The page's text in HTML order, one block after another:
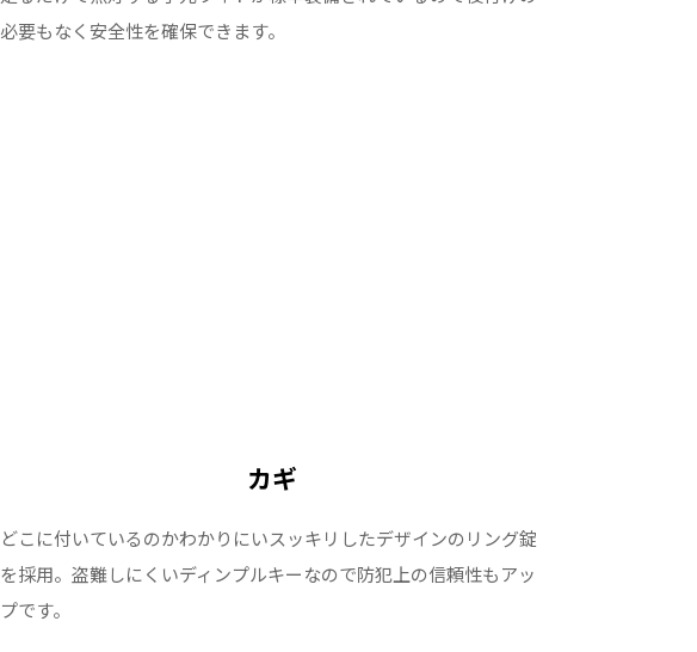
必要もなく安全性を確保できます。
カギ
どこに付いているのかわかりにいスッキリしたデザインのリング錠
を採用。盗難しにくいディンプルキーなので防犯上の信頼性もアッ
プです。